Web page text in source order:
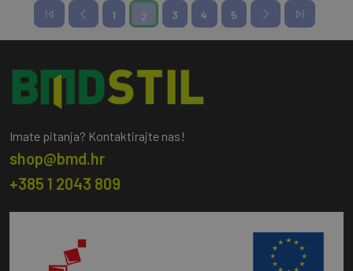
1 2 3 4 5
Imate pitanja? Kontaktirajte nas!
shop@bmd.hr
+385 1 2043 809